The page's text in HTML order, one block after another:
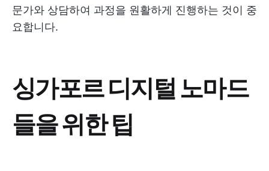
문가와 상담하여 과정을 원활하게 진행하는 것이 중
요합니다.
싱가포르 디지털 노마드
들을 위한 팁